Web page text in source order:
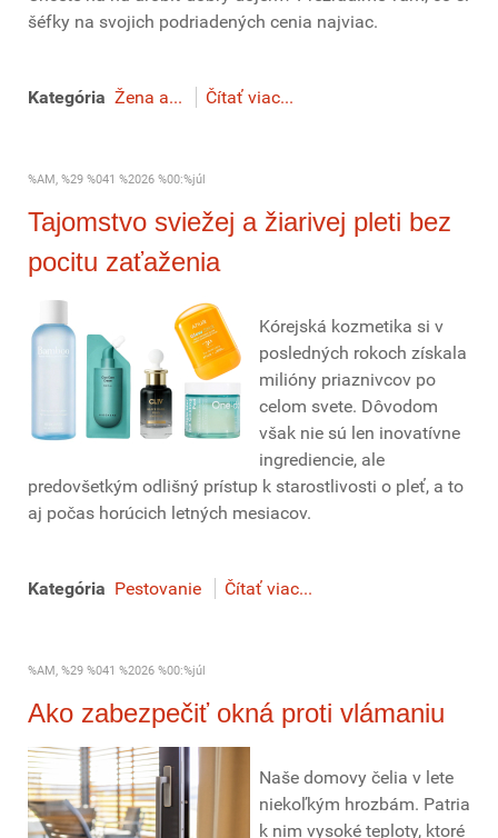
šéfky na svojich podriadených cenia najviac.
Kategória Žena a... Čítať viac...
%AM, %29 %041 %2026 %00:%júl
Tajomstvo sviežej a žiarivej pleti bez
pocitu zaťaženia
Kórejská kozmetika si v
posledných rokoch získala
milióny priaznivcov po
celom svete. Dôvodom
však nie sú len inovatívne
ingrediencie, ale
predovšetkým odlišný prístup k starostlivosti o pleť, a to
aj počas horúcich letných mesiacov.
Kategória Pestovanie Čítať viac...
%AM, %29 %041 %2026 %00:%júl
Ako zabezpečiť okná proti vlámaniu
Naše domovy čelia v lete
niekoľkým hrozbám. Patria
k nim vysoké teploty, ktoré